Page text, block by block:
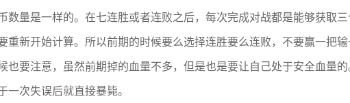
数量是一样的。在七连胜或者连败之后，每次完成对战都是能够获取
重新开始计算。所以前期的时候要么选择连胜要么连败，不要赢一把
也要注意，虽然前期掉的血量不多，但是也是要让自己处于安全血量
一次失误后就直接暴毙。